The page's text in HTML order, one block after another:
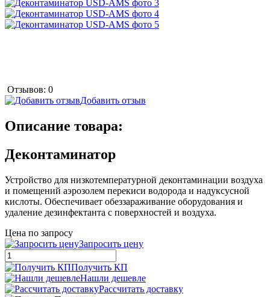
Отзывов: 0
Добавить отзыв
Описание товара:
Деконтаминатор
Устройство для низкотемпературной деконтаминации воздуха
и помещений аэрозолем перекиси водорода и надуксусной
кислоты. Обеспечивает обеззараживание оборудования и
удаление дезинфектанта с поверхностей и воздуха.
Цена по запросу
Запросить цену
Получить КП
Нашли дешевле
Рассчитать доставку